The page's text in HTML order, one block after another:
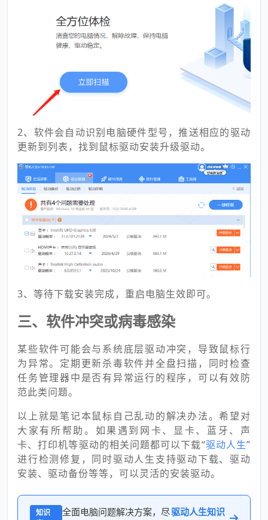
2、软件会自动识别电脑硬件型号，推送相应的驱动
更新到列表，找到鼠标驱动安装升级驱动。
3、等待下载安装完成，重启电脑生效即可。
三、软件冲突或病毒感染
某些软件可能会与系统底层驱动冲突，导致鼠标行
为异常。定期更新杀毒软件并全盘扫描，同时检查
任务管理器中是否有异常运行的程序，可以有效防
范此类问题。
以上就是笔记本鼠标自己乱动的解决办法。希望对
大家有所帮助。如果遇到网卡、显卡、蓝牙、声
卡、打印机等驱动的相关问题都可以下载“驱动人生”
进行检测修复，同时驱动人生支持驱动下载、驱动
安装、驱动备份等等，可以灵活的安装驱动。
知识
全面电脑问题解决方案，尽驱动人生知识